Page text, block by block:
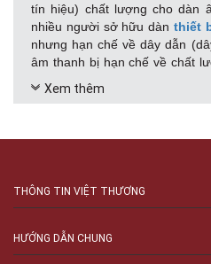
tín hiệu) chất lượng cho dàn
nhiều người sở hữu dàn thiết
nhưng hạn chế về dây dẫn
âm thanh bị hạn chế về chất
giá trị của thiết bị để mua
dây tín hiệu) có mức giá và
Dây dẫn (dây loa và dây tín
để phát huy tối đa giá trị dàn
đi kèm, đòi hỏi những người
Xem thêm
THÔNG TIN VIỆT THƯƠNG
HƯỚNG DẪN CHUNG